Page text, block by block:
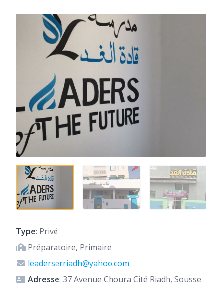
Type: Privé
Préparatoire, Primaire
leaderserriadh@yahoo.com
Adresse: 37 Avenue Choura Cité Riadh, Sousse